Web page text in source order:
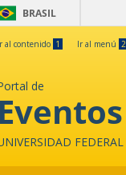
BRASIL
al contenido 1 Ir al menú 2
de
Eventos